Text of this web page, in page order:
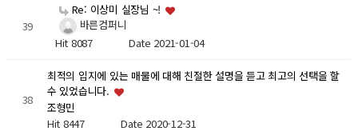
39
Re: 이상미 실장님 ~!
바른컴퍼니
Hit 8087 Date 2021-01-04
38
최적의 입지에 있는 매물에 대해 친절한 설명을 듣고 최고의 선택을 할
수 있었습니다.
조형민
Hit 8447 Date 2020-12-31